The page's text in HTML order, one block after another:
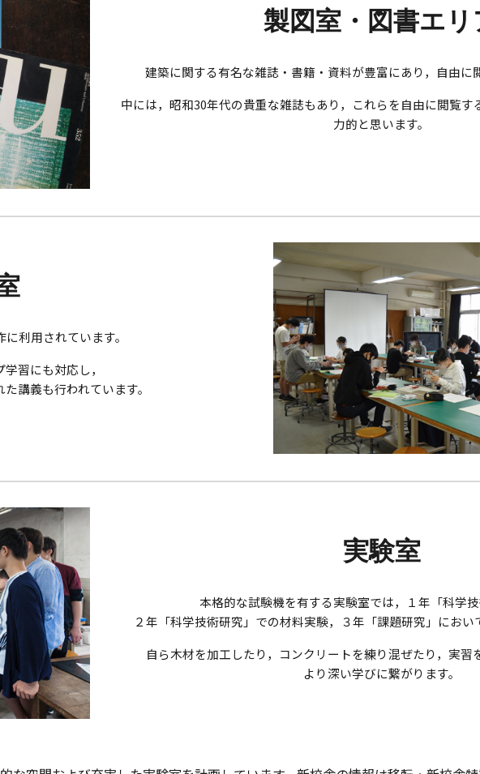
製図室・図書エリ
建築に関する有名な雑誌・書籍・資料が豊富にあり，自由に
中には，昭和30年代の貴重な雑誌もあり，これらを自由に閲覧す
力的と思います。
利用されています。
習にも対応し，
講義も行われています。
実験室
本格的な試験機を有する実験室では，１年「科学
２年「科学技術研究」での材料実験，３年「課題研究」におい
自ら木材を加工したり，コンクリートを練り混ぜたり，実習
より深い学びに繋がります。